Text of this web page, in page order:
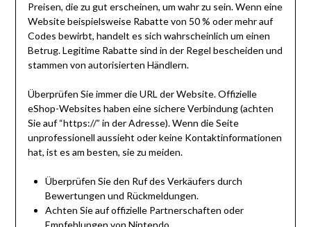
Preisen, die zu gut erscheinen, um wahr zu sein. Wenn eine
Website beispielsweise Rabatte von 50 % oder mehr auf
Codes bewirbt, handelt es sich wahrscheinlich um einen
Betrug. Legitime Rabatte sind in der Regel bescheiden und
stammen von autorisierten Händlern.
Überprüfen Sie immer die URL der Website. Offizielle
eShop-Websites haben eine sichere Verbindung (achten
Sie auf “https://” in der Adresse). Wenn die Seite
unprofessionell aussieht oder keine Kontaktinformationen
hat, ist es am besten, sie zu meiden.
Überprüfen Sie den Ruf des Verkäufers durch
Bewertungen und Rückmeldungen.
Achten Sie auf offizielle Partnerschaften oder